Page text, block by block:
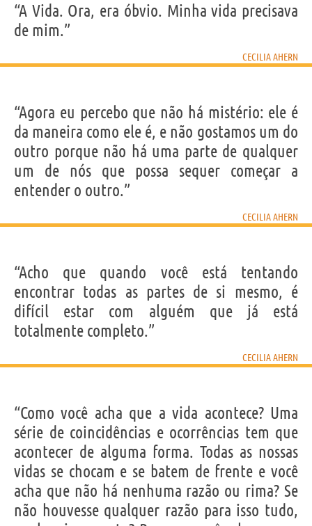
“A Vida. Ora, era óbvio. Minha vida precisava
de mim.”
CECILIA AHERN
“Agora eu percebo que não há mistério: ele é
da maneira como ele é, e não gostamos um do
outro porque não há uma parte de qualquer
um de nós que possa sequer começar a
entender o outro.”
CECILIA AHERN
“Acho que quando você está tentando
encontrar todas as partes de si mesmo, é
difícil estar com alguém que já está
totalmente completo.”
CECILIA AHERN
“Como você acha que a vida acontece? Uma
série de coincidências e ocorrências tem que
acontecer de alguma forma. Todas as nossas
vidas se chocam e se batem de frente e você
acha que não há nenhuma razão ou rima? Se
não houvesse qualquer razão para isso tudo,